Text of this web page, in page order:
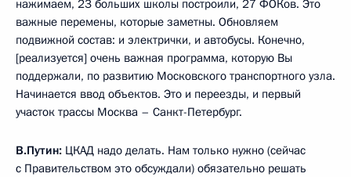
нажимаем, 23 больших школы построили, 27 ФОКов. Это
важные перемены, которые заметны. Обновляем
подвижной состав: и электрички, и автобусы. Конечно,
[реализуется] очень важная программа, которую Вы
поддержали, по развитию Московского транспортного узла.
Начинается ввод объектов. Это и переезды, и первый
участок трассы Москва – Санкт-Петербург.
В.Путин: ЦКАД надо делать. Нам только нужно (сейчас
с Правительством это обсуждали) обязательно решать